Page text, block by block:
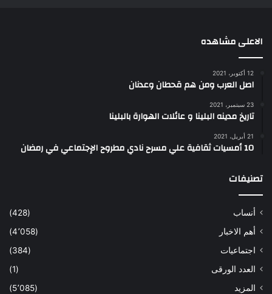
الاعلى مشاهده
12 أكتوبر، 2021
اصل العرب ومن هم قحطان وعدنان
23 سبتمبر، 2021
تاريخ مدينه البلينا و عائلات الهوارة بالبلينا
21 أبريل، 2021
10 أمسيات ثقافية علي مسرح نادي مطروح الإجتماعي في رمضان
تصنيفات
أنساب
(428)
أهم الاخبار
(4٬058)
اجتماعيات
(384)
العدد الورقى
(1)
المزيد
(5٬085)